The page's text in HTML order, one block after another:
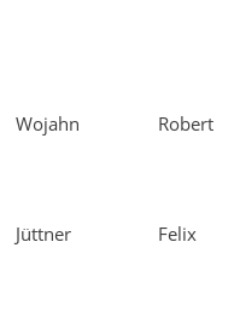
Wojahn Robert
Jüttner Felix